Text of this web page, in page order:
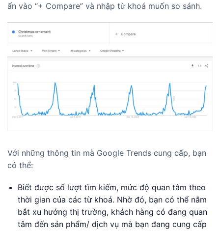
ấn vào “+ Compare” và nhập từ khoá muốn so sánh.
Với những thông tin mà Google Trends cung cấp, bạn
có thể:
Biết được số lượt tìm kiếm, mức độ quan tâm theo
thời gian của các từ khoá. Nhờ đó, bạn có thể nắm
bắt xu hướng thị trường, khách hàng có đang quan
tâm đến sản phẩm/ dịch vụ mà bạn đang cung cấp